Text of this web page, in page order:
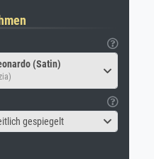
(Satin)
gespiegelt